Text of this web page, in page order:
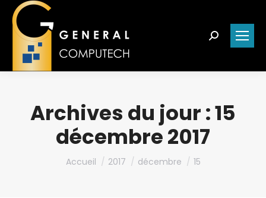
Search:
Archives du jour :15
décembre 2017
Vous êtes ici :
Accueil 2017 décembre 15